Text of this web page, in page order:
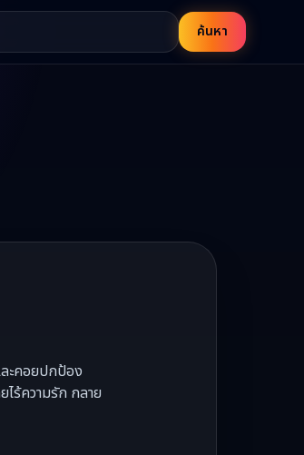
ค้นหา
ละคอยปกป้อง
ไร้ความรัก กลาย